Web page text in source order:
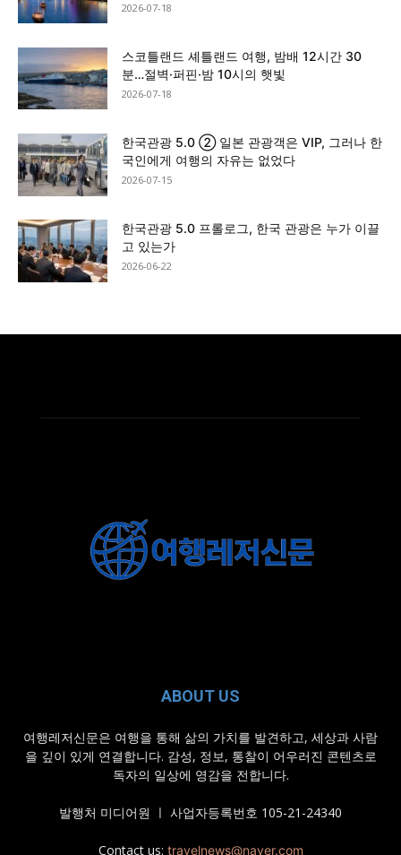
2026-07-18
스코틀랜드 셰틀랜드 여행, 밤배 12시간 30
분…절벽·퍼핀·밤 10시의 햇빛
2026-07-18
한국관광 5.0 ② 일본 관광객은 VIP, 그러나 한
국인에게 여행의 자유는 없었다
2026-07-15
한국관광 5.0 프롤로그, 한국 관광은 누가 이끌
고 있는가
2026-06-22
ABOUT US
여행레저신문은 여행을 통해 삶의 가치를 발견하고, 세상과 사람
을 깊이 있게 연결합니다. 감성, 정보, 통찰이 어우러진 콘텐츠로
독자의 일상에 영감을 전합니다.
발행처 미디어원 ㅣ 사업자등록번호 105-21-24340
Contact us: travelnews@naver.com